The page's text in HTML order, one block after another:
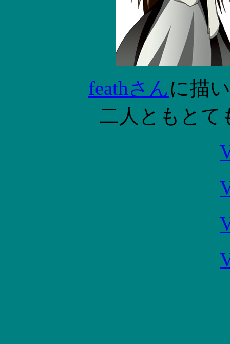
feathさんに描
二人ともとて